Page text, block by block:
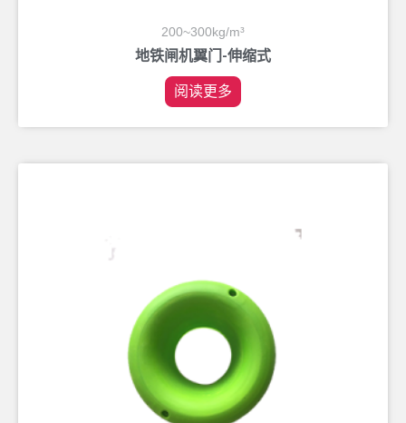
200~300kg/m³
地铁闸机翼门-伸缩式
阅读更多